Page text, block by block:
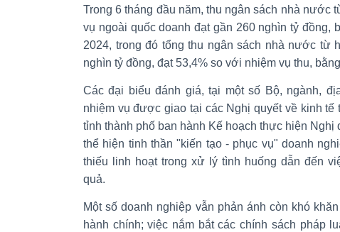
Trong 6 tháng đầu năm, thu ngân sách nhà nước
vụ ngoài quốc doanh đạt gần 260 nghìn tỷ đồng,
2024, trong đó tổng thu ngân sách nhà nước từ
nghìn tỷ đồng, đạt 53,4% so với nhiệm vụ thu,
Các đại biểu đánh giá, tại một số Bộ, ngành,
nhiệm vụ được giao tại các Nghị quyết về kinh
tỉnh thành phố ban hành Kế hoạch thực hiện
thể hiện tinh thần "kiến tạo - phục vụ" doanh
thiếu linh hoạt trong xử lý tình huống dẫn đến
quả.
Một số doanh nghiệp vẫn phản ánh còn khó
hành chính; việc nắm bắt các chính sách pháp